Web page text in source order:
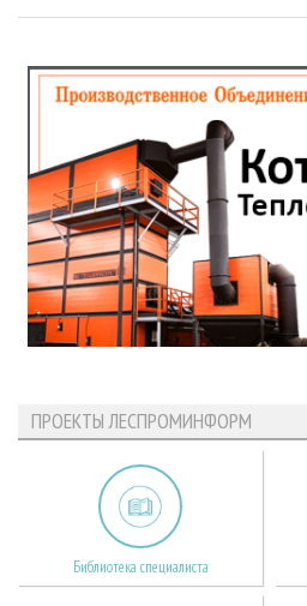
ПРОЕКТЫ ЛЕСПРОМИНФОРМ
Библиотека специалиста